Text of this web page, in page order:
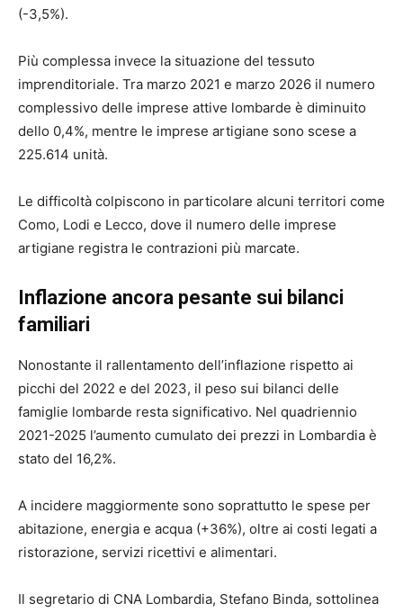
(-3,5%).
Più complessa invece la situazione del tessuto
imprenditoriale. Tra marzo 2021 e marzo 2026 il numero
complessivo delle imprese attive lombarde è diminuito
dello 0,4%, mentre le imprese artigiane sono scese a
225.614 unità.
Le difficoltà colpiscono in particolare alcuni territori come
Como, Lodi e Lecco, dove il numero delle imprese
artigiane registra le contrazioni più marcate.
Inflazione ancora pesante sui bilanci
familiari
Nonostante il rallentamento dell’inflazione rispetto ai
picchi del 2022 e del 2023, il peso sui bilanci delle
famiglie lombarde resta significativo. Nel quadriennio
2021-2025 l’aumento cumulato dei prezzi in Lombardia è
stato del 16,2%.
A incidere maggiormente sono soprattutto le spese per
abitazione, energia e acqua (+36%), oltre ai costi legati a
ristorazione, servizi ricettivi e alimentari.
Il segretario di CNA Lombardia, Stefano Binda, sottolinea